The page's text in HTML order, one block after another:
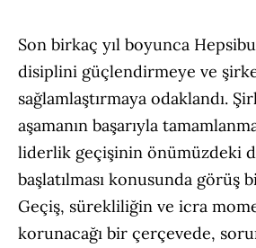
Son birkaç yıl boyunca
disiplini güçlendirmeye ve
sağlamlaştırmaya odaklandı.
aşamanın başarıyla
liderlik geçişinin önümüzdeki
başlatılması konusunda görüş
Geçiş, sürekliliğin ve icra
korunacağı bir çerçevede,